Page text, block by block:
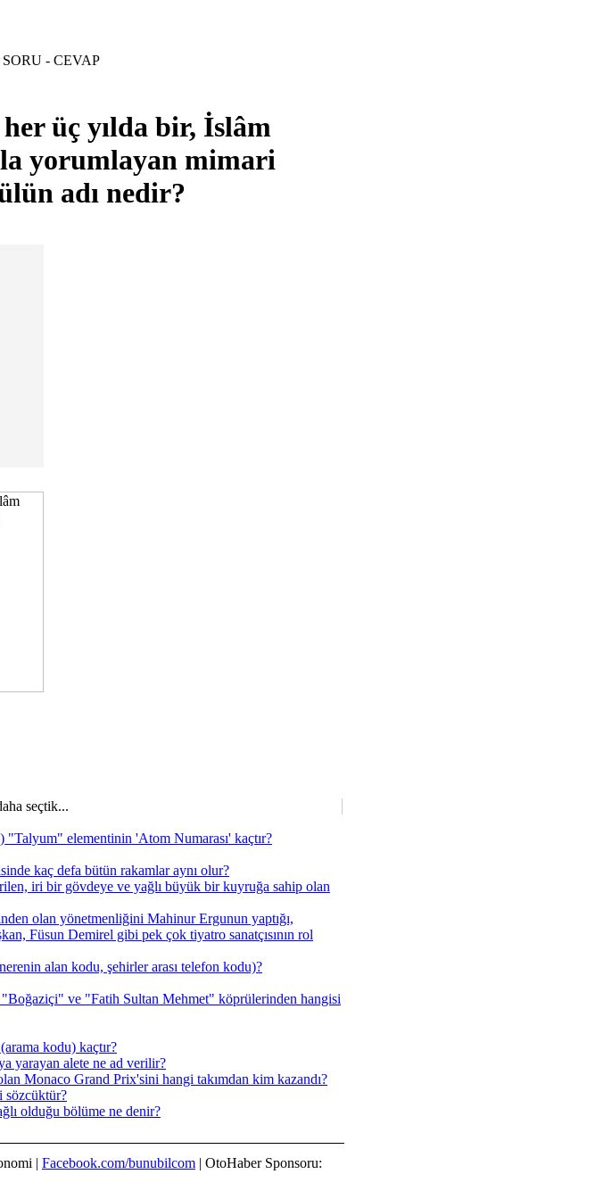
SORU - CEVAP
üç yılda bir, İslâm
yorumlayan mimari
adı nedir?
seçtik...
elementinin 'Atom Numarası' kaçtır?
kaç defa bütün rakamlar aynı olur?
iri bir gövdeye ve yağlı büyük bir kuyruğa sahip olan
olan yönetmenliğini Mahinur Ergunun yaptığı,
Füsun Demirel gibi pek çok tiyatro sanatçısının rol
alan kodu, şehirler arası telefon kodu)?
ve "Fatih Sultan Mehmet" köprülerinden hangisi
kodu) kaçtır?
yarayan alete ne ad verilir?
Monaco Grand Prix'sini hangi takımdan kim kazandı?
sözcüktür?
olduğu bölüme ne denir?
| Facebook.com/bunubilcom | OtoHaber Sponsoru: